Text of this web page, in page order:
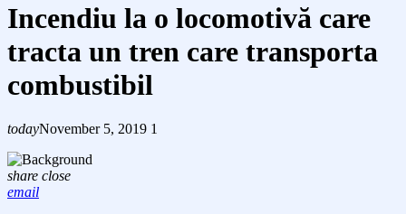
Incendiu la o locomotivă care
tracta un tren care transporta
combustibil
todayNovember 5, 2019 1
share close
email